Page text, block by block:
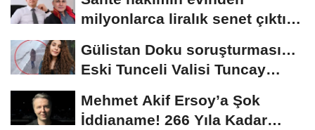
milyonlarca liralık senet çıktı:
Gülistan Doku soruşturması…
Eski Tunceli Valisi Tuncay
Mehmet Akif Ersoy’a Şok
İddianame! 266 Yıla Kadar